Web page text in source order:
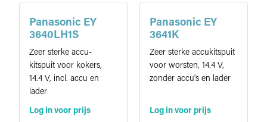
Panasonic EY
3640LH1S
Zeer sterke accu-
kitspuit voor kokers,
14.4 V, incl. accu en
lader
Log in voor prijs
Panasonic EY
3641K
Zeer sterke accukitspuit
voor worsten, 14.4 V,
zonder accu's en lader
Log in voor prijs